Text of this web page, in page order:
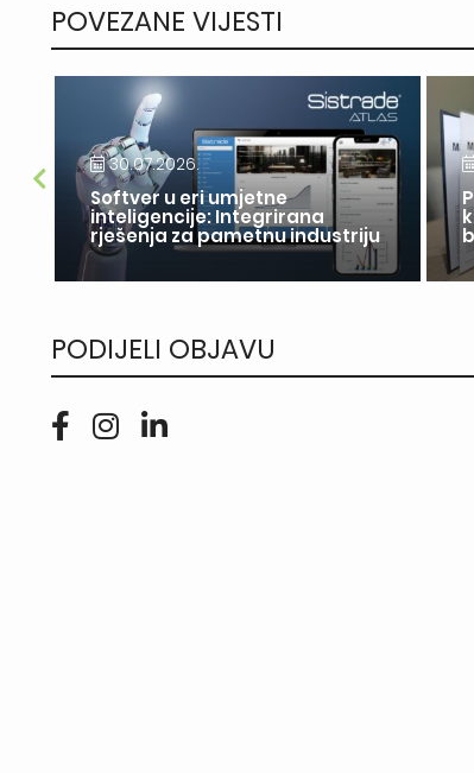
POVEZANE VIJESTI
30.07.2026.
Softver u eri umjetne
inteligencije: Integrirana
rješenja za pametnu industriju
PODIJELI OBJAVU